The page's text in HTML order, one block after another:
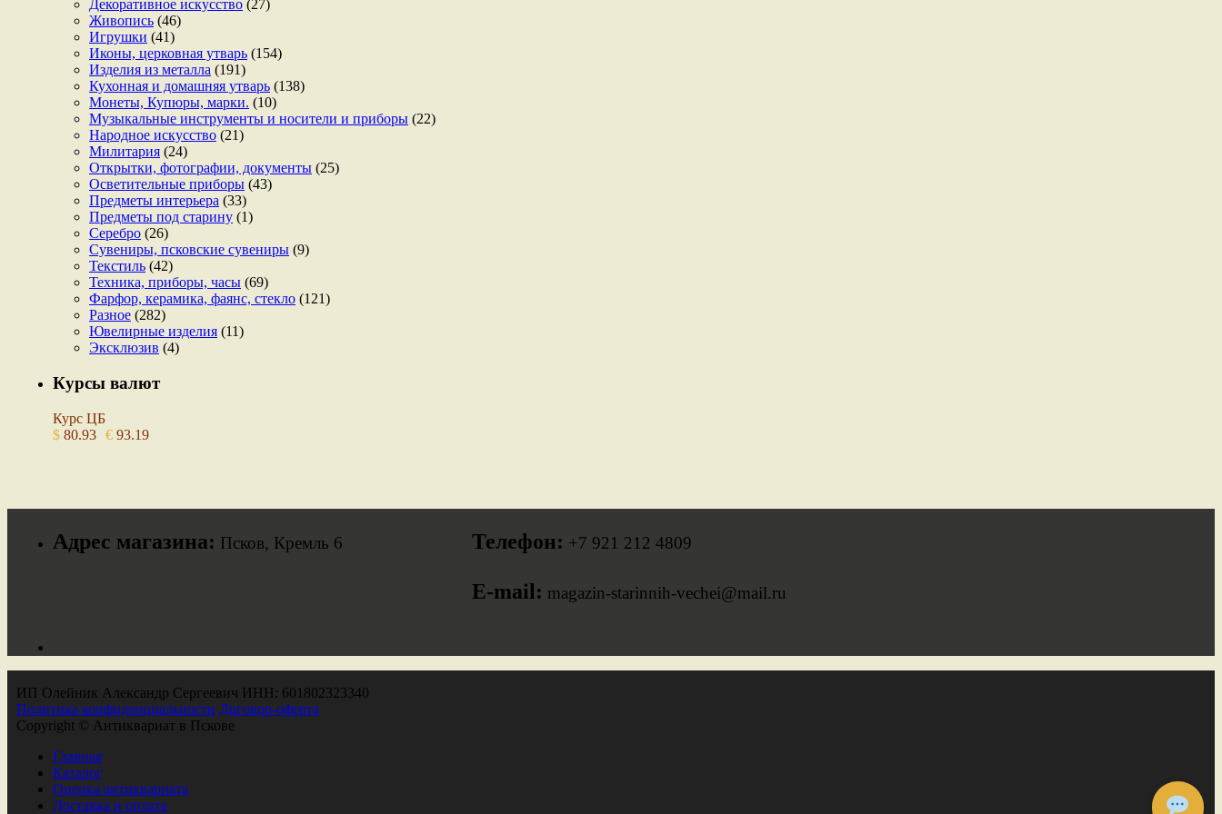
Декоративное искусство (27)
Живопись (46)
Игрушки (41)
Иконы, церковная утварь (154)
Изделия из металла (191)
Кухонная и домашняя утварь (138)
Монеты, Купюры, марки. (10)
Музыкальные инструменты и носители и приборы (22)
Народное искусство (21)
Милитария (24)
Открытки, фотографии, документы (25)
Осветительные приборы (43)
Предметы интерьера (33)
Предметы под старину (1)
Серебро (26)
Сувениры, псковские сувениры (9)
Текстиль (42)
Техника, приборы, часы (69)
Фарфор, керамика, фаянс, стекло (121)
Разное (282)
Ювелирные изделия (11)
Эксклюзив (4)
Курсы валют
Курс ЦБ
$ 80.93 € 93.19
Адрес магазина: Псков, Кремль 6 Телефон: +7 921 212 4809
E-mail: magazin-starinnih-vechei@mail.ru
ИП Олейник Александр Сергеевич ИНН: 601802323340
Политика конфиденциальности Договор-оферта
Copyright © Антиквариат в Пскове
Главная
Каталог
Оценка антиквариата
Доставка и оплата